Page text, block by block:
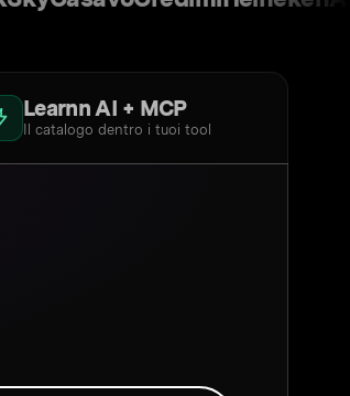
Learnn AI + MCP
Il catalogo dentro i tuoi tool